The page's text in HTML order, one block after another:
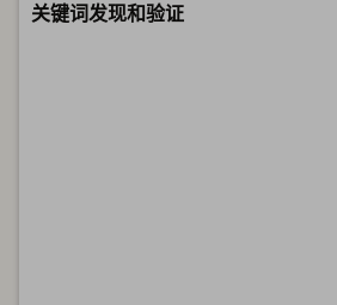
关键词发现和验证